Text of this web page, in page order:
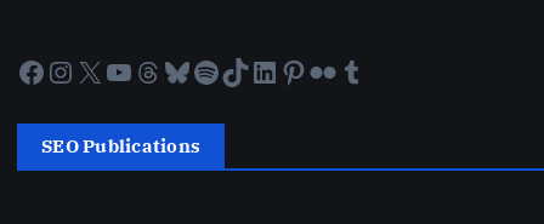
Facebook Instagram X YouTube Threads Bluesky Spotify TikTok LinkedIn Pinterest Flickr Tumblr
SEO Publications